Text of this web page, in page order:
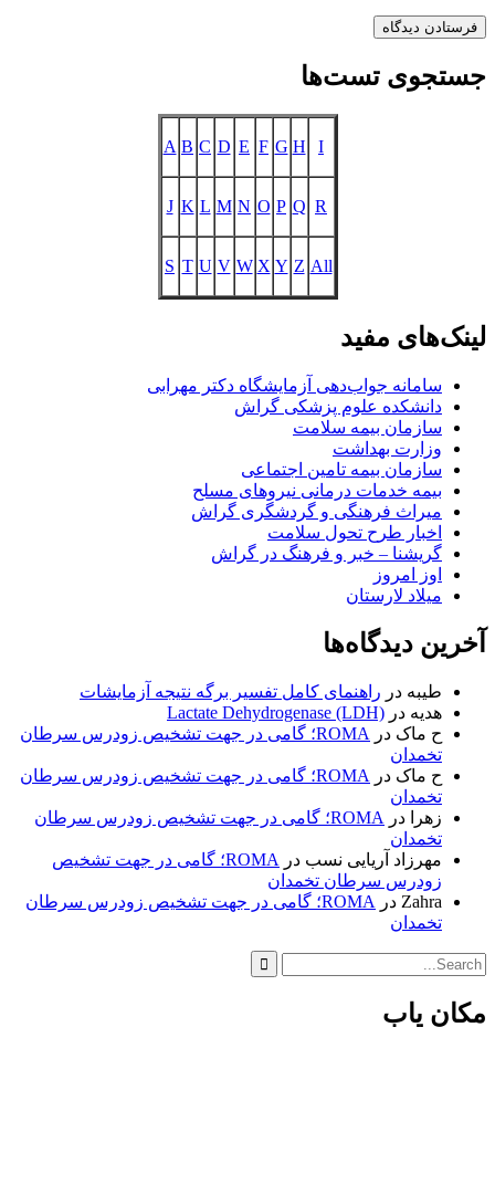
جستجوی تست‌ها
I
H
G
F
E
D
C
B
A
R
Q
P
O
N
M
L
K
J
All
Z
Y
X
W
V
U
T
S
لینک‌های مفید
سامانه جواب‌دهی آزمایشگاه دکتر مهرابی
دانشکده علوم پزشکی گراش
سازمان بیمه سلامت
وزارت بهداشت
سازمان بیمه تامین اجتماعی
بیمه خدمات درمانی نیروهای مسلح
میراث فرهنگی و گردشگری گراش
اخبار طرح تحول سلامت
گریشنا – خبر و فرهنگ در گراش
اوز امروز
میلاد لارستان
آخرین دیدگاه‌ها
طیبه در راهنمای کامل تفسیر برگه نتیجه آزمایشات
هدیه در Lactate Dehydrogenase (LDH)
ح ماک در
ROMA؛ گامی در جهت تشخیص زودرس سرطان
تخمدان
ح ماک در
ROMA؛ گامی در جهت تشخیص زودرس سرطان
تخمدان
زهرا
در
ROMA؛ گامی در جهت تشخیص زودرس سرطان
تخمدان
مهرزاد آریایی نسب در
ROMA؛ گامی در جهت تشخیص
زودرس سرطان تخمدان
Zahra در
ROMA؛ گامی در جهت تشخیص زودرس سرطان
تخمدان
Search
for:
مکان یاب